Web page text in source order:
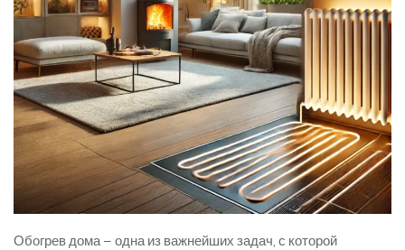
Обогрев дома – одна из важнейших задач, с которой